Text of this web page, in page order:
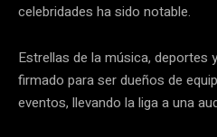
celebridades ha sido notable.
Estrellas de la música, deportes
firmado para ser dueños de
eventos, llevando la liga a una